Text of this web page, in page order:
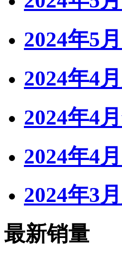
2024年5
2024年4
2024年4
2024年4
2024年3
最新销量